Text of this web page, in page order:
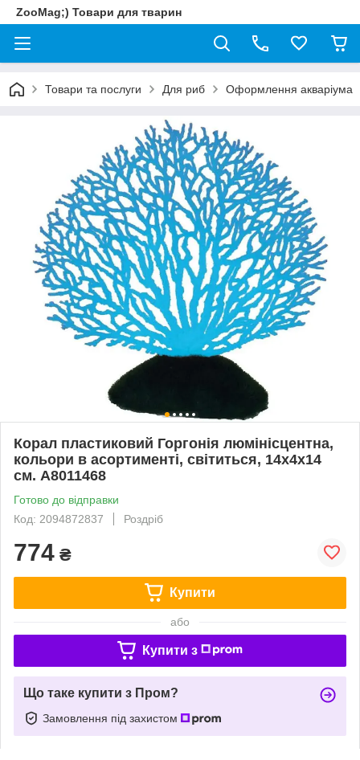
ZooMag;) Товари для тварин
Товари та послуги Для риб Оформлення акваріума
Корал пластиковий Горгонія люмінісцентна,
кольори в асортименті, світиться, 14х4х14
см. A8011468
Готово до відправки
Код: 2094872837
Роздріб
774 ₴
Купити
або
Купити з
Що таке купити з Пром?
Замовлення під захистом